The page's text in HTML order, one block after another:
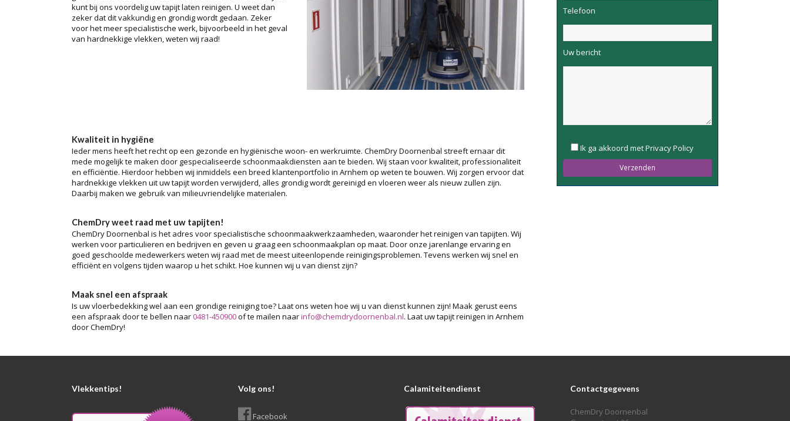
kunt bij ons voordelig uw tapijt laten reinigen. U weet dan
zeker dat dit vakkundig en grondig wordt gedaan. Zeker
voor het meer specialistische werk, bijvoorbeeld in het geval
van hardnekkige vlekken, weten wij raad!
Kwaliteit in hygiëne
Ieder mens heeft het recht op een gezonde en hygiënische woon- en werkruimte. ChemDry Doornenbal streeft ernaar dit
mede mogelijk te maken door gespecialiseerde schoonmaakdiensten aan te bieden. Wij staan voor kwaliteit, professionaliteit
en efficiëntie. Hierdoor hebben wij inmiddels een breed klantenportfolio in Arnhem op weten te bouwen. Wij zorgen ervoor dat
hardnekkige vlekken uit uw tapijt worden verwijderd, alles grondig wordt gereinigd en vloeren weer als nieuw zullen zijn.
Daarbij maken we gebruik van milieuvriendelijke materialen.
ChemDry weet raad met uw tapijten!
ChemDry Doornenbal is het adres voor specialistische schoonmaakwerkzaamheden, waaronder het reinigen van tapijten. Wij
werken voor particulieren en bedrijven en geven u graag een schoonmaakplan op maat. Door onze jarenlange ervaring en
goed geschoolde medewerkers weten wij raad met de meest uiteenlopende reinigingsproblemen. Tevens werken wij snel en
efficiënt en volgens tijden waarop u het schikt. Hoe kunnen wij u van dienst zijn?
Maak snel een afspraak
Is uw vloerbedekking wel aan een grondige reiniging toe? Laat ons weten hoe wij u van dienst kunnen zijn! Maak gerust eens
een afspraak door te bellen naar0481-450900of te mailen naarinfo@chemdrydoornenbal.nl. Laat uw tapijt reinigen in Arnhem
door ChemDry!
Telefoon
Uw bericht
leave
this
Ik ga akkoord met Privacy Policy
Vlekkentips! Volg ons!
Facebook
Calamiteitendienst Contactgegevens
ChemDry Doornenbal